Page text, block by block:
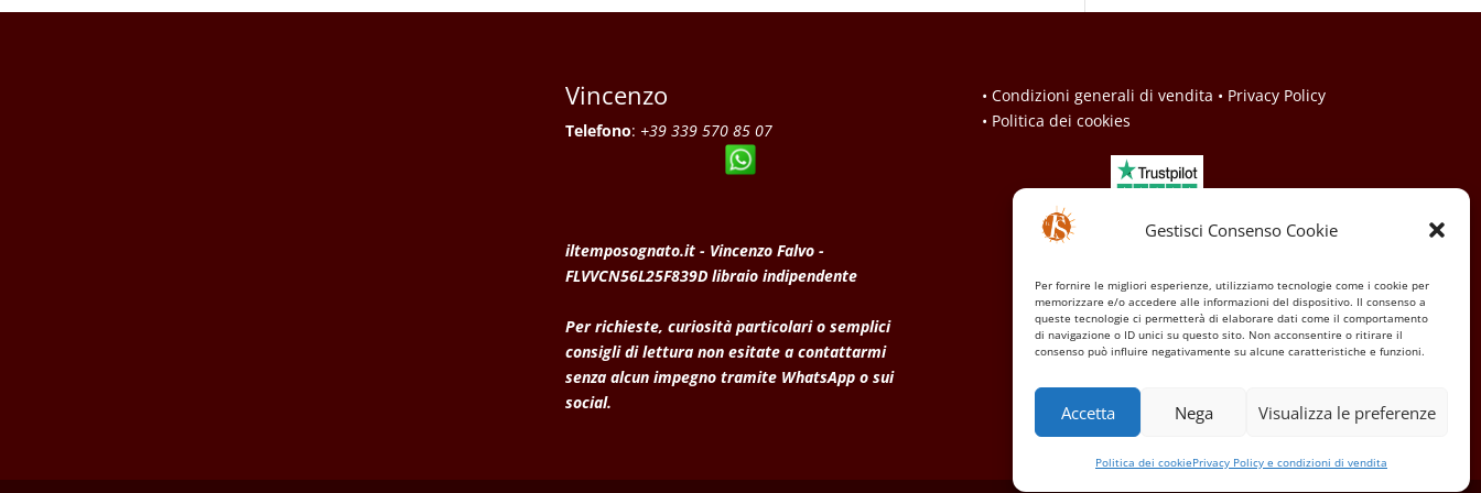
Gestisci Consenso Cookie
Per fornire le migliori esperienze, utilizziamo tecnologie come i cookie per
memorizzare e/o accedere alle informazioni del dispositivo. Il consenso a
queste tecnologie ci permetterà di elaborare dati come il comportamento
di navigazione o ID unici su questo sito. Non acconsentire o ritirare il
consenso può influire negativamente su alcune caratteristiche e funzioni.
Accetta Nega Visualizza le preferenze
Politica dei cookiePrivacy Policy e condizioni di vendita
Vincenzo
Telefono: +39 339 570 85 07
iltemposognato.it - Vincenzo Falvo -
FLVVCN56L25F839D libraio indipendente
Per richieste, curiosità particolari o semplici
consigli di lettura non esitate a contattarmi
senza alcun impegno tramite WhatsApp o sui
social.
• Condizioni generali di vendita • Privacy Policy
• Politica dei cookies